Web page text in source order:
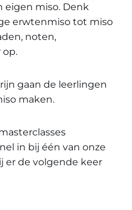
eigen miso. Denk
erwtenmiso tot miso
noten,
op.
gaan de leerlingen
maken.
in bij één van onze
er de volgende keer